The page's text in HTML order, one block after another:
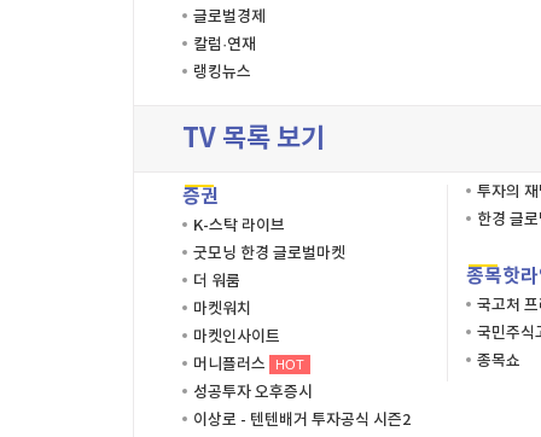
글로벌경제
칼럼·연재
랭킹뉴스
TV 목록 보기
증권
K-스탁 라이브
굿모닝 한경 글로벌마켓
더 워룸
마켓워치
마켓인사이트
머니플러스
HOT
성공투자 오후증시
이상로 - 텐텐배거 투자공식 시즌2
투자의
한경 글
종목핫
국고처
국민주식
종목쇼